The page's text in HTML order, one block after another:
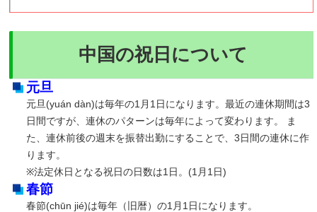
中国の祝日について
元旦
元旦(yuán dàn)は毎年の1月1日になります。最近の連休期間は3
日間ですが、連休のパターンは毎年によって変わります。 ま
た、連休前後の週末を振替出勤にすることで、3日間の連休に作
ります。
※法定休日となる祝日の日数は1日。(1月1日)
春節
春節(chūn jié)は毎年（旧暦）の1月1日になります。